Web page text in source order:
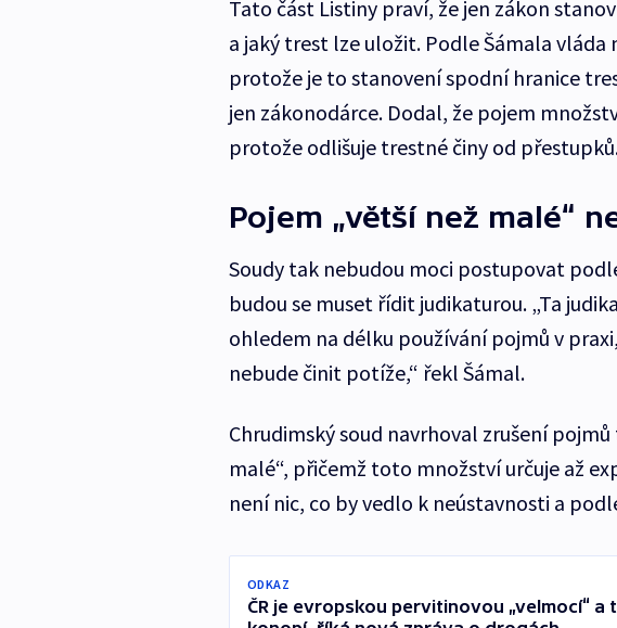
Tato část Listiny praví, že jen zákon
a jaký trest lze uložit. Podle Šámala
protože je to stanovení spodní hranice
jen zákonodárce. Dodal, že pojem
protože odlišuje trestné činy od
Pojem „větší než malé“
Soudy tak nebudou moci postupovat
budou se muset řídit judikaturou. „Ta
ohledem na délku používání pojmů v
nebude činit potíže,“ řekl Šámal.
Chrudimský soud navrhoval zrušení
malé“, přičemž toto množství určuje až
není nic, co by vedlo k neústavnosti a
ODKAZ
ČR je evropskou pervitinovou „velmocí“